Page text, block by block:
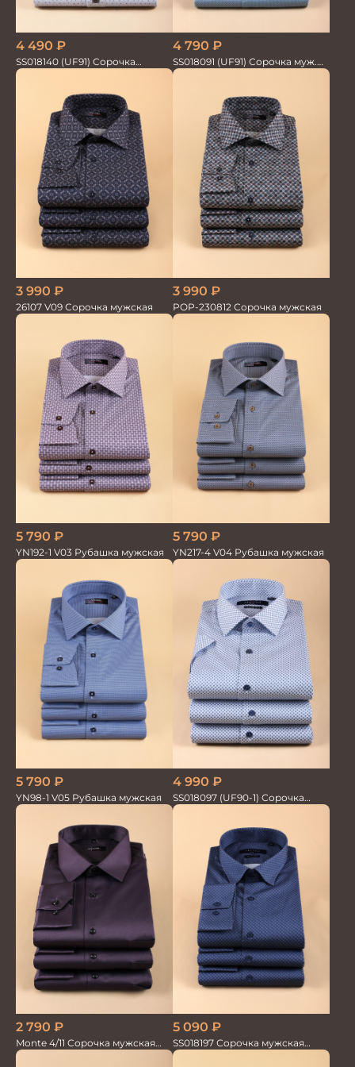
4 490 ₽
SS018140 (UF91) Сорочка
мужская GROSTYLE TRENDY
4 790 ₽
SS018091 (UF91) Сорочка муж.
GROSTYLE PRIME
3 990 ₽
26107 V09 Сорочка мужская
3 990 ₽
POP-230812 Сорочка мужская
5 790 ₽
YN192-1 V03 Рубашка мужская
5 790 ₽
YN217-4 V04 Рубашка мужская
5 790 ₽
YN98-1 V05 Рубашка мужская
4 990 ₽
SS018097 (UF90-1) Сорочка
мужская GROSTYLE PRIME
2 790 ₽
Monte 4/11 Сорочка мужская
кор.рукав
5 090 ₽
SS018197 Сорочка мужская
GROSTYLE PRIME